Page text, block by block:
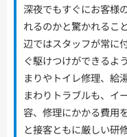
深夜でもすぐにお客様
れるのかと驚かれるこ
辺ではスタッフが常に
ぐ駆けつけができるよ
まりやトイレ修理、給
まわりトラブルも、イ
容、修理にかかる費用
と接客ともに厳しい研